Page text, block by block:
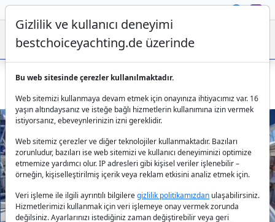
Jeanneau 53 Instant Zero: Marmaris'te Kaptansız Seyir
Previous Next
Gizlilik ve kullanıcı deneyimi
bestchoiceyachting.de üzerinde
Bu web sitesinde çerezler kullanılmaktadır.
Web sitemizi kullanmaya devam etmek için onayınıza ihtiyacımız var. 16
yaşın altındaysanız ve isteğe bağlı hizmetlerin kullanımına izin vermek
istiyorsanız, ebeveynlerinizin izni gereklidir.
Web sitemiz çerezler ve diğer teknolojiler kullanmaktadır. Bazıları
zorunludur, bazıları ise web sitemizi ve kullanıcı deneyiminizi optimize
etmemize yardımcı olur. IP adresleri gibi kişisel veriler işlenebilir –
örneğin, kişiselleştirilmiş içerik veya reklam etkisini analiz etmek için.
Veri işleme ile ilgili ayrıntılı bilgileregizlilik politikamızdan ulaşabilirsiniz.
Hizmetlerimizi kullanmak için veri işlemeye onay vermek zorunda
değilsiniz. Ayarlarınızı istediğiniz zaman değiştirebilir veya geri